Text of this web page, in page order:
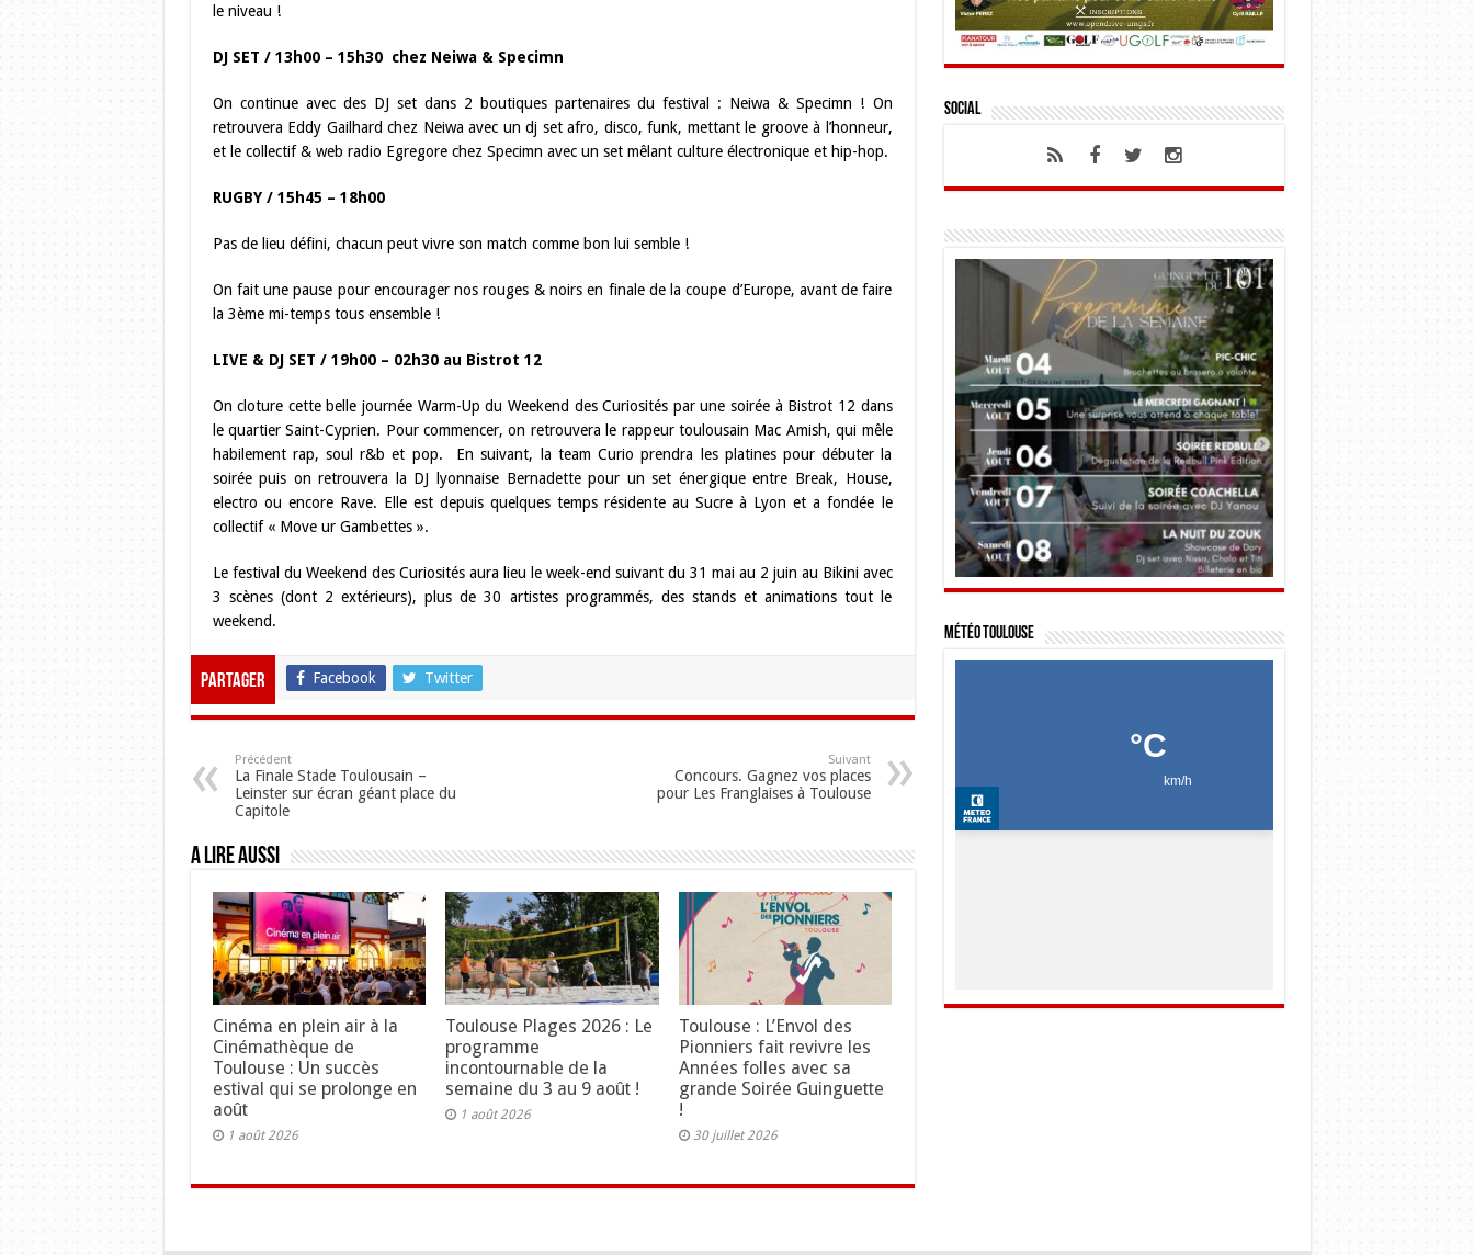
le niveau !
DJ SET / 13h00 – 15h30 chez Neiwa & Specimn
On continue avec des DJ set dans 2 boutiques partenaires du festival : Neiwa & Specimn ! On
retrouvera Eddy Gailhard chez Neiwa avec un dj set afro, disco, funk, mettant le groove à l’honneur,
et le collectif & web radio Egregore chez Specimn avec un set mêlant culture électronique et hip-hop.
RUGBY / 15h45 – 18h00
Pas de lieu défini, chacun peut vivre son match comme bon lui semble !
On fait une pause pour encourager nos rouges & noirs en finale de la coupe d’Europe, avant de faire
la 3ème mi-temps tous ensemble !
LIVE & DJ SET / 19h00 – 02h30 au Bistrot 12
On cloture cette belle journée Warm-Up du Weekend des Curiosités par une soirée à Bistrot 12 dans
le quartier Saint-Cyprien. Pour commencer, on retrouvera le rappeur toulousain Mac Amish, qui mêle
habilement rap, soul r&b et pop. En suivant, la team Curio prendra les platines pour débuter la
soirée puis on retrouvera la DJ lyonnaise Bernadette pour un set énergique entre Break, House,
electro ou encore Rave. Elle est depuis quelques temps résidente au Sucre à Lyon et a fondée le
collectif « Move ur Gambettes ».
Le festival du Weekend des Curiosités aura lieu le week-end suivant du 31 mai au 2 juin au Bikini avec
3 scènes (dont 2 extérieurs), plus de 30 artistes programmés, des stands et animations tout le
weekend.
Partager Facebook Twitter
Précédent
La Finale Stade Toulousain –
Leinster sur écran géant place du
Capitole
Suivant
Concours. Gagnez vos places
pour Les Franglaises à Toulouse
A lire aussi
Cinéma en plein air à la
Cinémathèque de
Toulouse : Un succès
estival qui se prolonge en
août
1 août 2026
Toulouse Plages 2026 : Le
programme
incontournable de la
semaine du 3 au 9 août !
1 août 2026
Toulouse : L’Envol des
Pionniers fait revivre les
Années folles avec sa
grande Soirée Guinguette
!
30 juillet 2026
Social
Météo Toulouse